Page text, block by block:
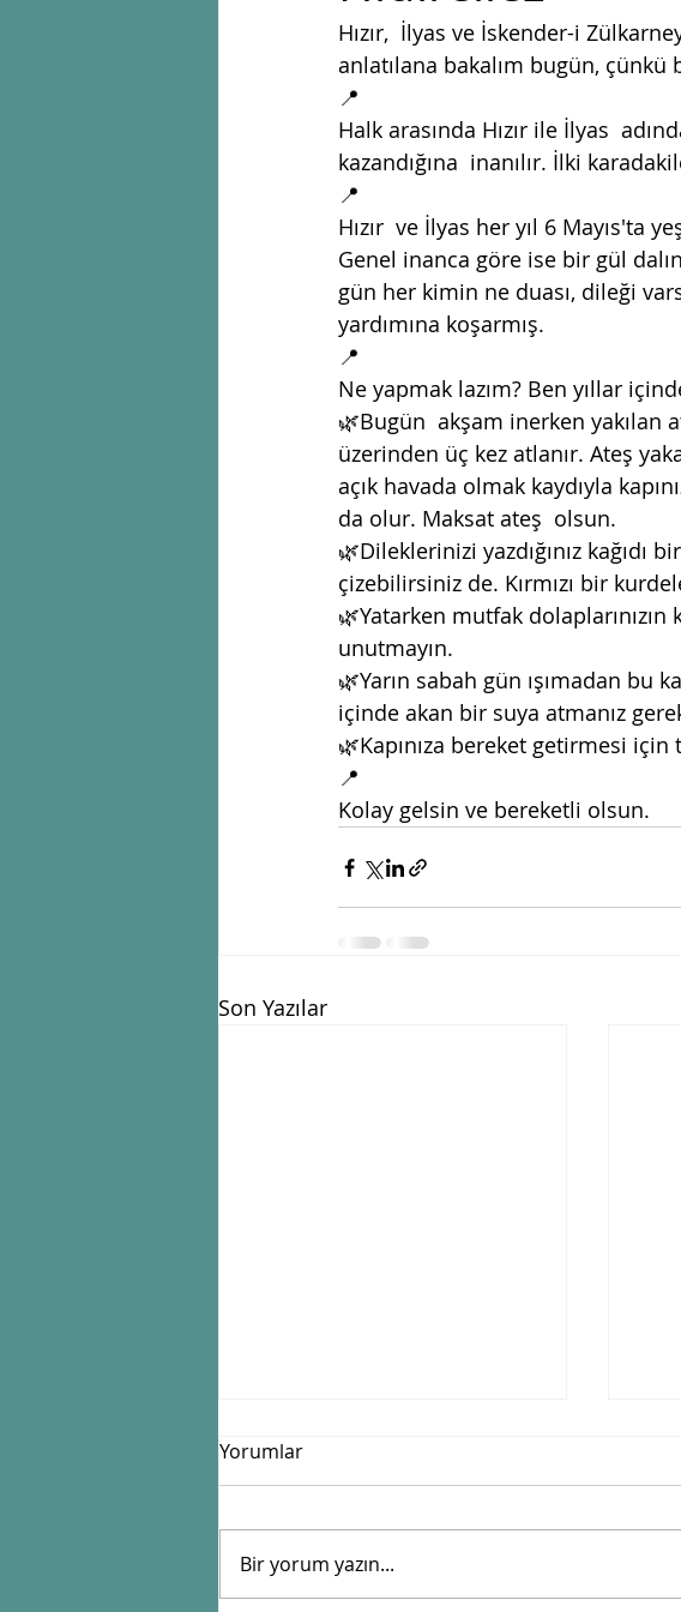
Hızır,  İlyas ve İskender-i
anlatılana bakalım bugün, çünkü
📍
Halk arasında Hızır ile İlyas
kazandığına  inanılır. İlki
📍
Hızır  ve İlyas her yıl 6
Genel inanca göre ise bir gül
gün her kimin ne duası, dileği
yardımına koşarmış.
📍
Ne yapmak lazım? Ben yıllar
🌿Bugün  akşam inerken
üzerinden üç kez atlanır. Ateş
açık havada olmak kaydıyla
da olur. Maksat ateş  olsun.
🌿Dileklerinizi yazdığınız kağıdı
çizebilirsiniz de. Kırmızı bir
🌿Yatarken mutfak dolaplarınızın
unutmayın.
🌿Yarın sabah gün ışımadan bu
içinde akan bir suya atmanız
🌿Kapınıza bereket getirmesi
📍
Kolay gelsin ve bereketli olsun.
Son Yazılar
Yorumlar
Bir yorum yazın...